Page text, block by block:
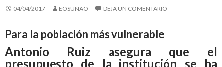
04/04/2017 EOSUNAO DEJA UN COMENTARIO
Para la población más vulnerable
Antonio Ruiz asegura que el
presupuesto de la institución se ha